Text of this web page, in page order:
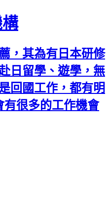
，其為有日本研修
日留學、遊學，無
回國工作，都有明
有很多的工作機會